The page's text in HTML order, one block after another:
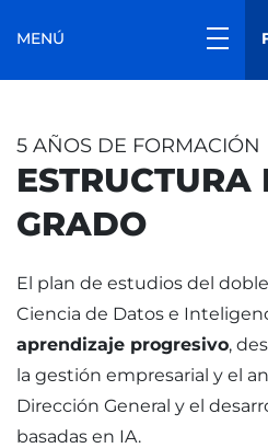
MENÚ
5 AÑOS DE FORMACIÓN
GRADO
El plan de estudios del
Ciencia de Datos e
aprendizaje progresivo,
la gestión empresarial y el
Dirección General y el
basadas en IA.